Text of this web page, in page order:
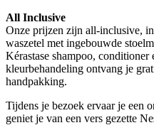
All Inclusive
Onze prijzen zijn all-inclusive,
waszetel met ingebouwde
Kérastase shampoo,
kleurbehandeling ontvang je
handpakking.
Tijdens je bezoek ervaar je een
geniet je van een vers gezette